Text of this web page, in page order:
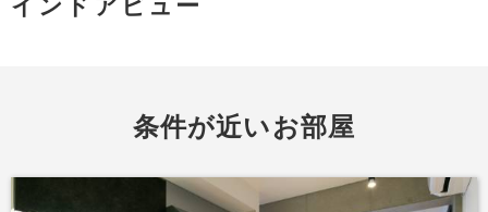
インドアビュー
条件が近いお部屋